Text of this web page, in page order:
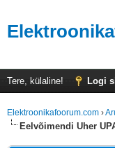
Tere, külaline! Logi
Elektroonikafoorum.com ›
Eelvõimendi Uher